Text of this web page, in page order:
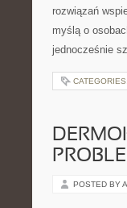
rozwiązań
myślą o
jednocześnie
CATEGORIES:
POSTED BY